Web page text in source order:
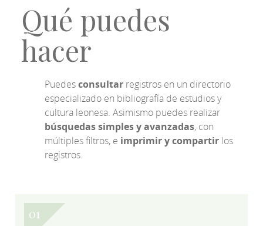
Qué puedes
hacer
Puedesconsultar registros en un directorio
especializado en bibliografía de estudios y
cultura leonesa. Asimismo puedes realizar
búsquedas simples y avanzadas, con
múltiples filtros, e imprimir y compartir los
registros.